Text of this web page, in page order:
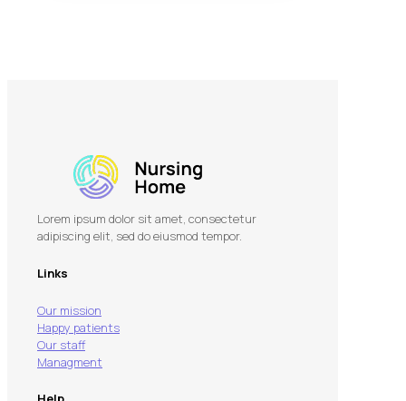
Lorem ipsum dolor sit amet, consectetur
adipiscing elit, sed do eiusmod tempor.
Links
Our mission
Happy patients
Our staff
Managment